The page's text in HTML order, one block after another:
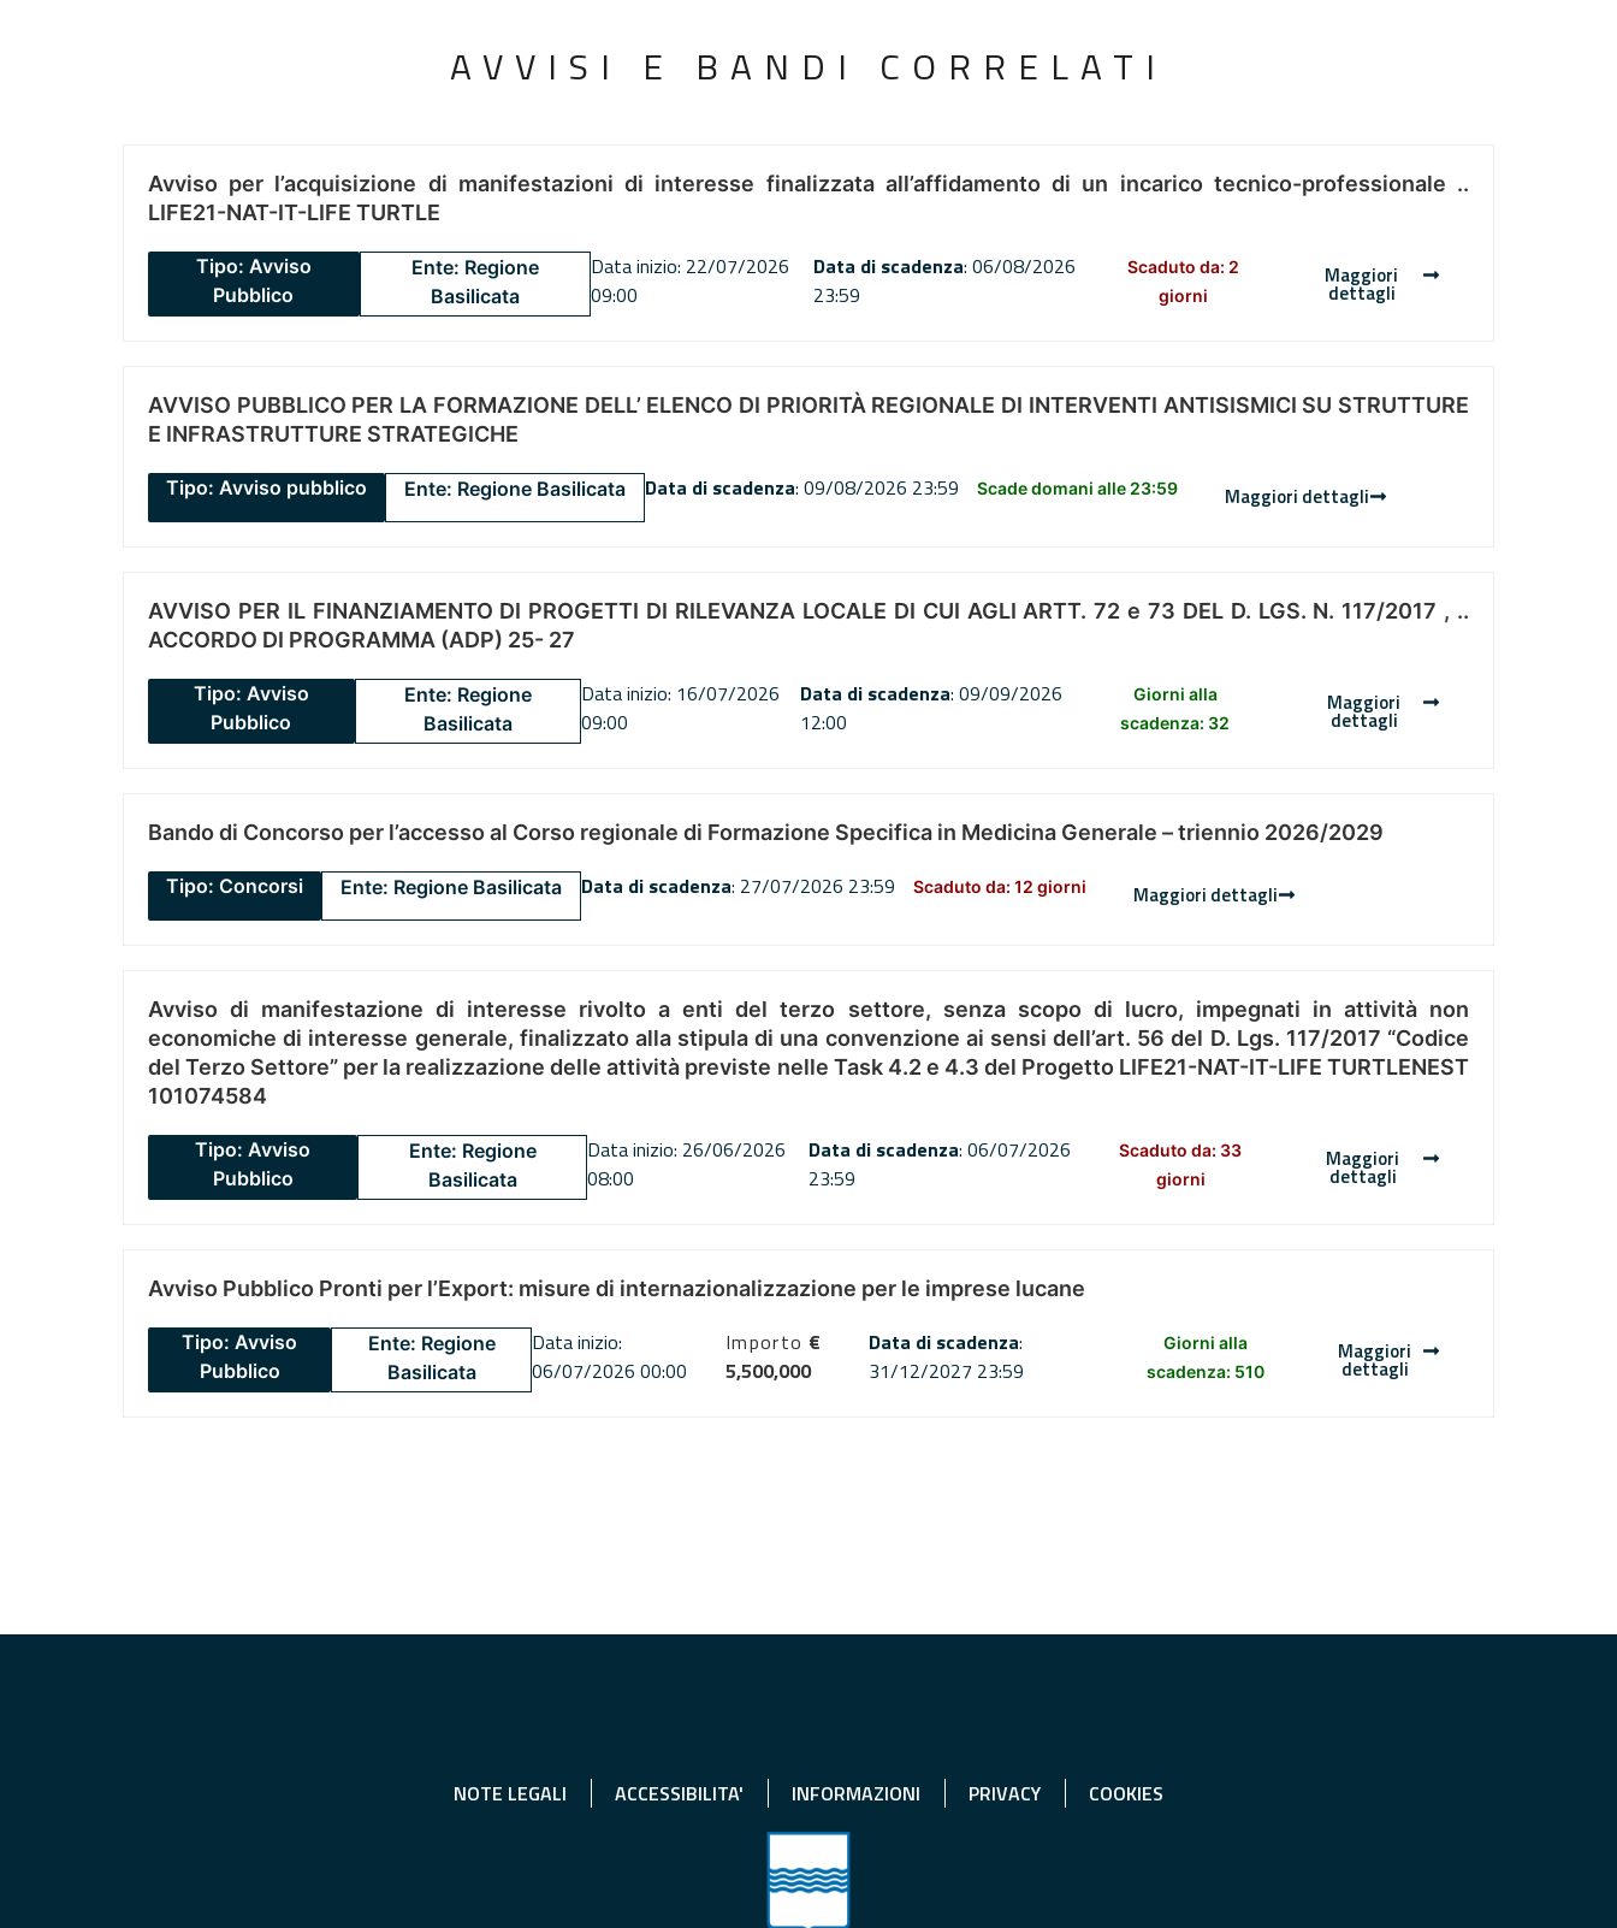
AVVISI E BANDI CORRELATI
Avviso per l’acquisizione di manifestazioni di interesse finalizzata all’affidamento di un incarico tecnico-professionale ..
LIFE21-NAT-IT-LIFE TURTLE
Tipo: Avviso
Pubblico
Ente: Regione
Basilicata
Data inizio: 22/07/2026
09:00
Data di scadenza: 06/08/2026
23:59
Scaduto da: 2
giorni
Maggiori
dettagli
AVVISO PUBBLICO PER LA FORMAZIONE DELL’ ELENCO DI PRIORITÀ REGIONALE DI INTERVENTI ANTISISMICI SU STRUTTURE
E INFRASTRUTTURE STRATEGICHE
Tipo: Avviso pubblico Ente: Regione Basilicata Data di scadenza: 09/08/2026 23:59 Scade domani alle 23:59 Maggiori dettagli
AVVISO PER IL FINANZIAMENTO DI PROGETTI DI RILEVANZA LOCALE DI CUI AGLI ARTT. 72 e 73 DEL D. LGS. N. 117/2017 , ..
ACCORDO DI PROGRAMMA (ADP) 25- 27
Tipo: Avviso
Pubblico
Ente: Regione
Basilicata
Data inizio: 16/07/2026
09:00
Data di scadenza: 09/09/2026
12:00
Giorni alla
scadenza: 32
Maggiori
dettagli
Bando di Concorso per l’accesso al Corso regionale di Formazione Specifica in Medicina Generale – triennio 2026/2029
Tipo: Concorsi Ente: Regione Basilicata Data di scadenza: 27/07/2026 23:59 Scaduto da: 12 giorni Maggiori dettagli
Avviso di manifestazione di interesse rivolto a enti del terzo settore, senza scopo di lucro, impegnati in attività non
economiche di interesse generale, finalizzato alla stipula di una convenzione ai sensi dell’art. 56 del D. Lgs. 117/2017 “Codice
del Terzo Settore” per la realizzazione delle attività previste nelle Task 4.2 e 4.3 del Progetto LIFE21-NAT-IT-LIFE TURTLENEST
101074584
Tipo: Avviso
Pubblico
Ente: Regione
Basilicata
Data inizio: 26/06/2026
08:00
Data di scadenza: 06/07/2026
23:59
Scaduto da: 33
giorni
Maggiori
dettagli
Avviso Pubblico Pronti per l’Export: misure di internazionalizzazione per le imprese lucane
Tipo: Avviso
Pubblico
Ente: Regione
Basilicata
Data inizio:
06/07/2026 00:00
Importo €
5,500,000
Data di scadenza:
31/12/2027 23:59
Giorni alla
scadenza: 510
Maggiori
dettagli
NOTE LEGALI ACCESSIBILITA' INFORMAZIONI PRIVACY COOKIES